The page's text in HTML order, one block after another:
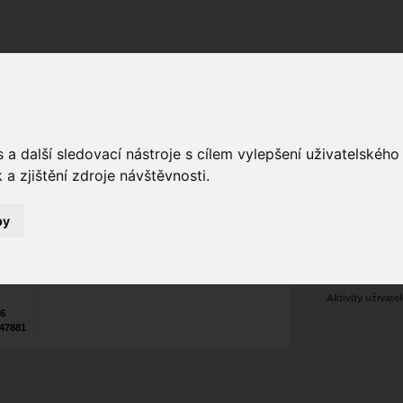
další sledovací nástroje s cílem vylepšení
zjištění zdroje návštěvnosti.
Aktivity